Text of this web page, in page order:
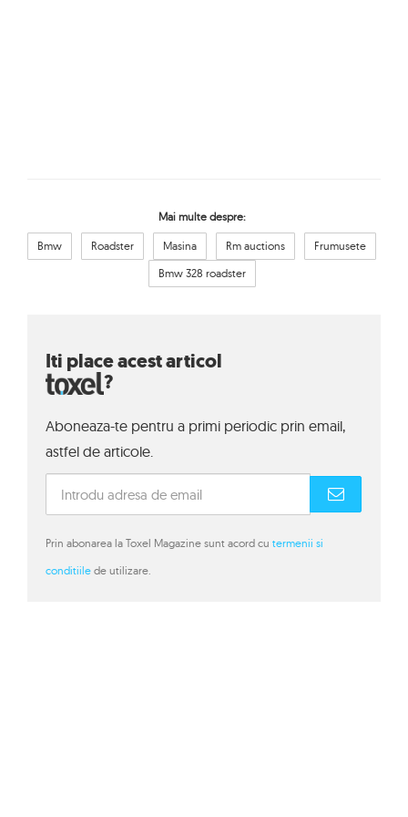
Mai multe despre:
Bmw Roadster Masina Rm auctions
Frumusete
Bmw 328 roadster
Iti place acest articol
?
Aboneaza-te pentru a primi periodic prin email,
astfel de articole.
Prin abonarea la Toxel Magazine sunt acord cu termenii si
conditiile de utilizare.